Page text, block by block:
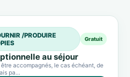
/PRODUIRE
Gratuit
au séjour
accompagnés, le cas échéant, de
pa…